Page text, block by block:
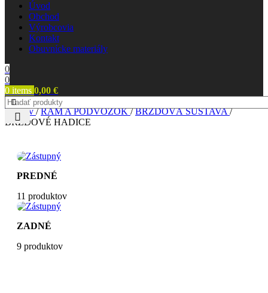
Úvod
Obchod
Výrobcovia
Kontakt
Obuvnícke materiály
0
0
0 items 0,00 €
Domov/ RÁM A PODVOZOK/ BRZDOVÁ SÚSTAVA/
BRZDOVÉ HADICE
PREDNÉ
11 produktov
ZADNÉ
9 produktov